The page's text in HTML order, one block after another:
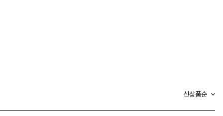
신상품순